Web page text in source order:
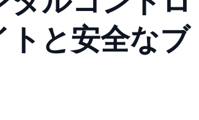
トと安全なブ